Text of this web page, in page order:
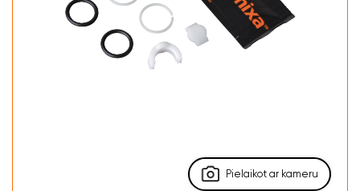
Pielaikot ar kameru